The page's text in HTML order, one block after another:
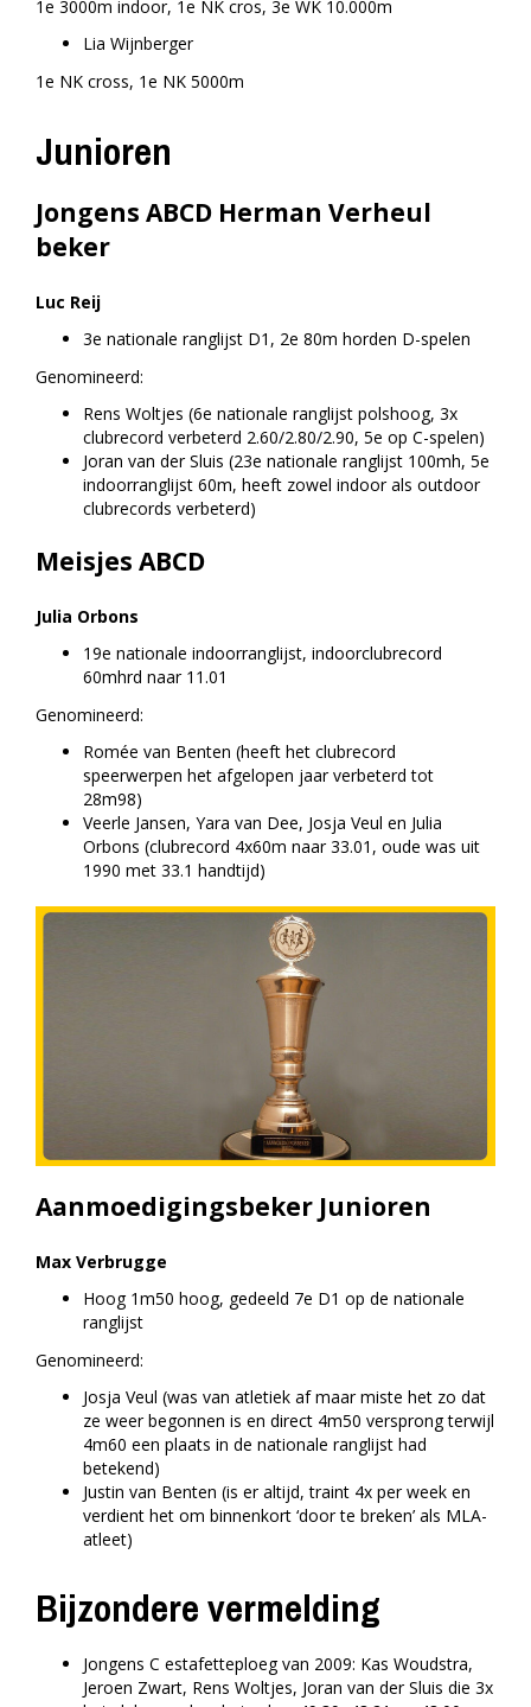
1e 3000m indoor, 1e NK cros, 3e WK 10.000m
Lia Wijnberger
1e NK cross, 1e NK 5000m
Junioren
Jongens ABCD Herman Verheul
beker
Luc Reij
3e nationale ranglijst D1, 2e 80m horden D-spelen
Genomineerd:
Rens Woltjes (6e nationale ranglijst polshoog, 3x
clubrecord verbeterd 2.60/2.80/2.90, 5e op C-spelen)
Joran van der Sluis (23e nationale ranglijst 100mh, 5e
indoorranglijst 60m, heeft zowel indoor als outdoor
clubrecords verbeterd)
Meisjes ABCD
Julia Orbons
19e nationale indoorranglijst, indoorclubrecord
60mhrd naar 11.01
Genomineerd:
Romée van Benten (heeft het clubrecord
speerwerpen het afgelopen jaar verbeterd tot
28m98)
Veerle Jansen, Yara van Dee, Josja Veul en Julia
Orbons (clubrecord 4x60m naar 33.01, oude was uit
1990 met 33.1 handtijd)
Aanmoedigingsbeker Junioren
Max Verbrugge
Hoog 1m50 hoog, gedeeld 7e D1 op de nationale
ranglijst
Genomineerd:
Josja Veul (was van atletiek af maar miste het zo dat
ze weer begonnen is en direct 4m50 versprong terwijl
4m60 een plaats in de nationale ranglijst had
betekend)
Justin van Benten (is er altijd, traint 4x per week en
verdient het om binnenkort ‘door te breken’ als MLA-
atleet)
Bijzondere vermelding
Jongens C estafetteploeg van 2009: Kas Woudstra,
Jeroen Zwart, Rens Woltjes, Joran van der Sluis die 3x